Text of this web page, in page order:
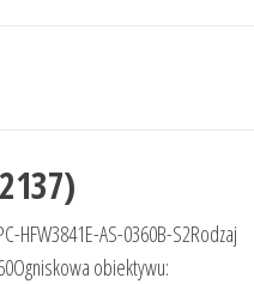
HFW3841E-AS-0360B-S2Rodzaj
obiektywu: